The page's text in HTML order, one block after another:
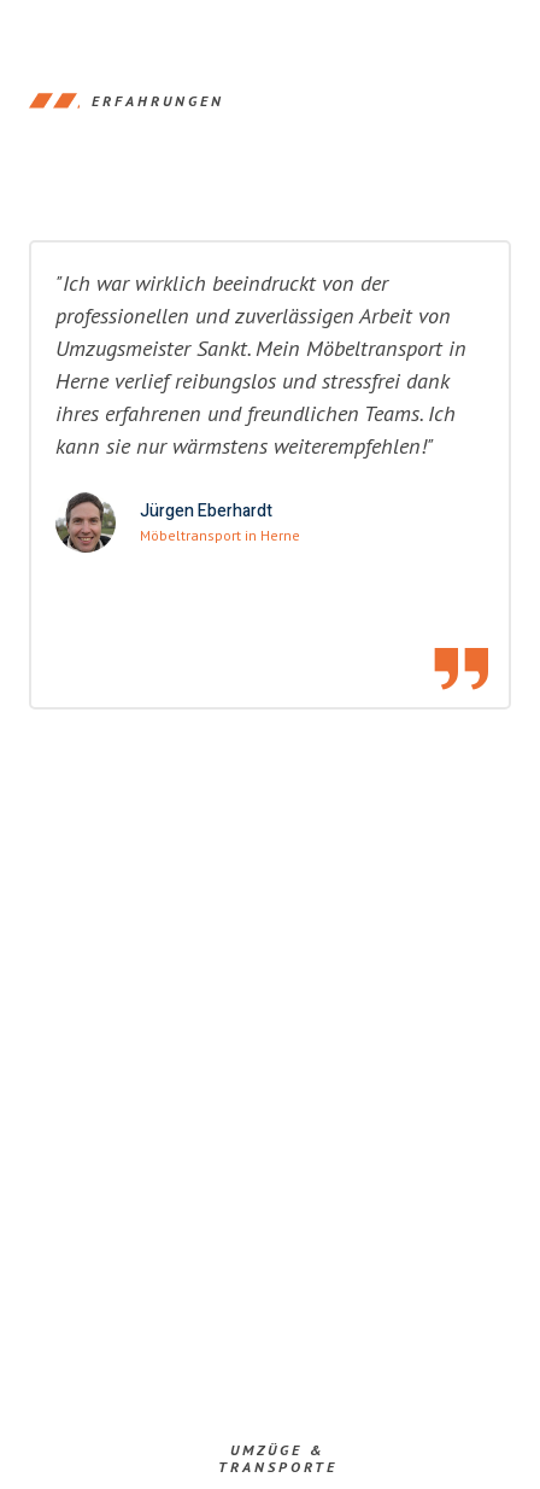
ERFAHRUNGEN
"Ich war wirklich beeindruckt von der
professionellen und zuverlässigen Arbeit von
Umzugsmeister Sankt. Mein Möbeltransport in
Herne verlief reibungslos und stressfrei dank
ihres erfahrenen und freundlichen Teams. Ich
kann sie nur wärmstens weiterempfehlen!"
Jürgen Eberhardt
Möbeltransport in Herne
UMZÜGE &
TRANSPORTE